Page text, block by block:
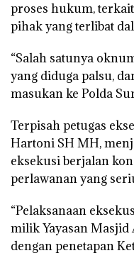
proses hukum,
pihak yang terlibat
“Salah satunya
yang diduga palsu,
masukan ke Polda
Terpisah petugas
Hartoni SH MH,
eksekusi berjalan
perlawanan yang
“Pelaksanaan
milik Yayasan
dengan penetapan